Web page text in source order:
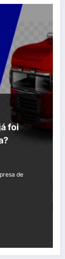
foi
de